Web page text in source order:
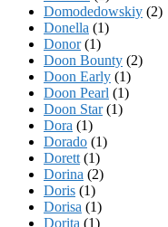
Domodedowskiy (2)
Donella (1)
Donor(1)
Doon Bounty (2)
Doon Early (1)
Doon Pearl (1)
Doon Star(1)
Dora (1)
Dorado (1)
Dorett (1)
Dorina (2)
Doris (1)
Dorisa (1)
Dorita (1)